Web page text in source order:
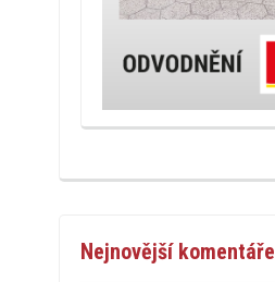
Nejnovější komentáře